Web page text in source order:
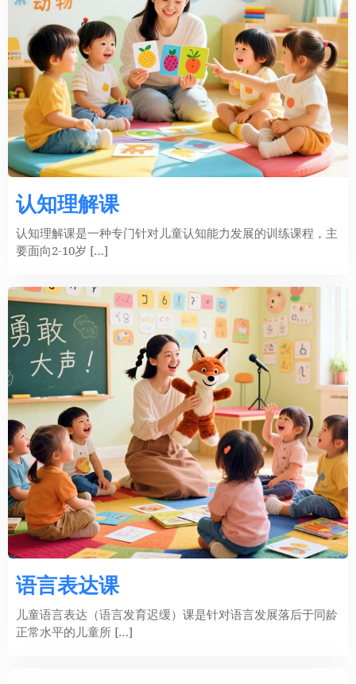
认知理解课
认知理解课是一种专门针对儿童认知能力发展的训练课程，主
要面向2-10岁 […]
语言表达课
儿童语言表达（语言发育迟缓）课是针对语言发展落后于同龄
正常水平的儿童所 […]